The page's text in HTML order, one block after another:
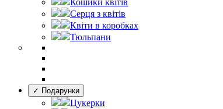
Кошики квітів
Серця з квітів
Квіти в коробках
Тюльпани
✓ Подарунки
Цукерки